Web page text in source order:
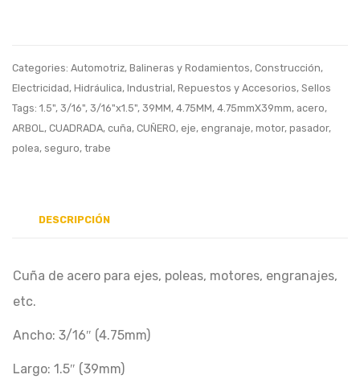
Categories: Automotriz, Balineras y Rodamientos, Construcción,
Electricidad, Hidráulica, Industrial, Repuestos y Accesorios, Sellos
Tags: 1.5", 3/16", 3/16"x1.5", 39MM, 4.75MM, 4.75mmX39mm, acero,
ARBOL , CUADRADA, cuña, CUÑERO, eje, engranaje, motor, pasador,
polea, seguro, trabe
DESCRIPCIÓN
Cuña de acero para ejes, poleas, motores, engranajes,
etc.
Ancho: 3/16″ (4.75mm)
Largo: 1.5″ (39mm)